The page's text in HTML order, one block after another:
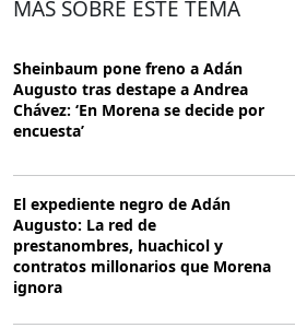
MÁS SOBRE ESTE TEMA
Sheinbaum pone freno a Adán
Augusto tras destape a Andrea
Chávez: ‘En Morena se decide por
encuesta’
El expediente negro de Adán
Augusto: La red de
prestanombres, huachicol y
contratos millonarios que Morena
ignora